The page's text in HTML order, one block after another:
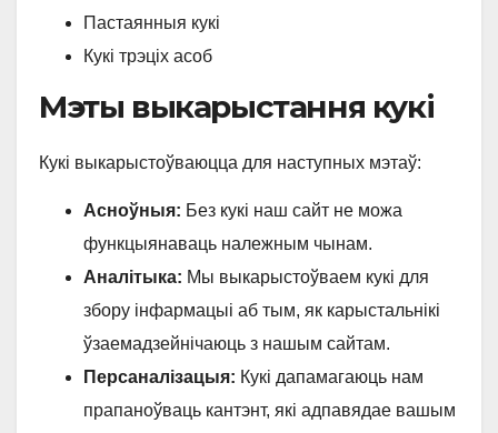
Пастаянныя кукі
Кукі трэціх асоб
Мэты выкарыстання кукі
Кукі выкарыстоўваюцца для наступных мэтаў:
Асноўныя: Без кукі наш сайт не можа
функцыянаваць належным чынам.
Аналітыка: Мы выкарыстоўваем кукі для
збору інфармацыі аб тым, як карыстальнікі
ўзаемадзейнічаюць з нашым сайтам.
Персаналізацыя: Кукі дапамагаюць нам
прапаноўваць кантэнт, які адпавядае вашым